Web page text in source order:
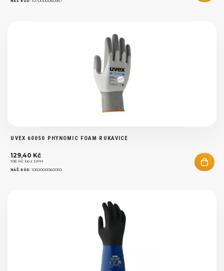
NÁŠ KÓD
UVEX 60050 PHYNOMIC FOAM RUKAVICE
129,40 Kč
106 Kč bez DPH
NÁŠ KÓD:1050000060050